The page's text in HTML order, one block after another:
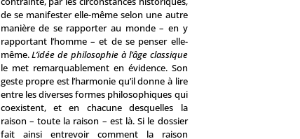
de se manifester elle-même selon une autre
manière de se rapporter au monde – en y
rapportant l’homme – et de se penser elle-
même.L’idée de philosophie à l’âge classique
le met remarquablement en évidence. Son
geste propre est l’harmonie qu’il donne à lire
entre les diverses formes philosophiques qui
coexistent, et en chacune desquelles la
raison – toute la raison – est là. Si le dossier
fait ainsi entrevoir comment la raison